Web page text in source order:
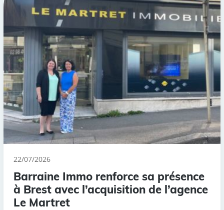
22/07/2026
Barraine Immo renforce sa présence
à Brest avec l’acquisition de l’agence
Le Martret